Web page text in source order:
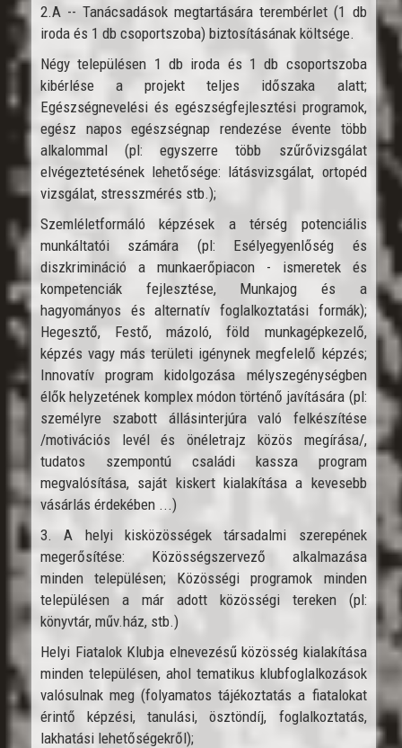
2.A -- Tanácsadások megtartására terembérlet (1 db
iroda és 1 db csoportszoba) biztosításának költsége.
Négy településen 1 db iroda és 1 db csoportszoba
kibérlése a projekt teljes időszaka alatt;
Egészségnevelési és egészségfejlesztési programok,
egész napos egészségnap rendezése évente több
alkalommal (pl: egyszerre több szűrővizsgálat
elvégeztetésének lehetősége: látásvizsgálat, ortopéd
vizsgálat, stresszmérés stb.);
Szemléletformáló képzések a térség potenciális
munkáltatói számára (pl: Esélyegyenlőség és
diszkrimináció a munkaerőpiacon - ismeretek és
kompetenciák fejlesztése, Munkajog és a
hagyományos és alternatív foglalkoztatási formák);
Hegesztő, Festő, mázoló, föld munkagépkezelő,
képzés vagy más területi igénynek megfelelő képzés;
Innovatív program kidolgozása mélyszegénységben
élők helyzetének komplex módon történő javítására (pl:
személyre szabott állásinterjúra való felkészítése
/motivációs levél és önéletrajz közös megírása/,
tudatos szempontú családi kassza program
megvalósítása, saját kiskert kialakítása a kevesebb
vásárlás érdekében ...)
3. A helyi kisközösségek társadalmi szerepének
megerősítése: Közösségszervező alkalmazása
minden településen; Közösségi programok minden
településen a már adott közösségi tereken (pl:
könyvtár, műv.ház, stb.)
Helyi Fiatalok Klubja elnevezésű közösség kialakítása
minden településen, ahol tematikus klubfoglalkozások
valósulnak meg (folyamatos tájékoztatás a fiatalokat
érintő képzési, tanulási, ösztöndíj, foglalkoztatás,
lakhatási lehetőségekről);